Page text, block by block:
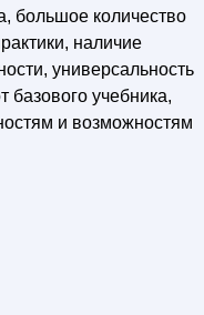
большое количество
наличие
универсальность
базового учебника,
и возможностям